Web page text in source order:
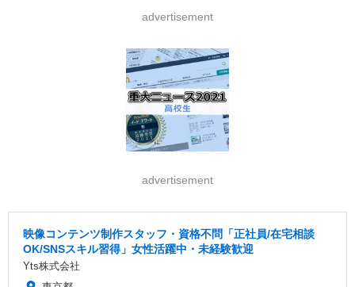
advertisement
advertisement
映像コンテンツ制作スタッフ・資格不問「正社員/在宅相談
OK/SNSスキル習得」女性活躍中・未経験歓迎
Yts株式会社